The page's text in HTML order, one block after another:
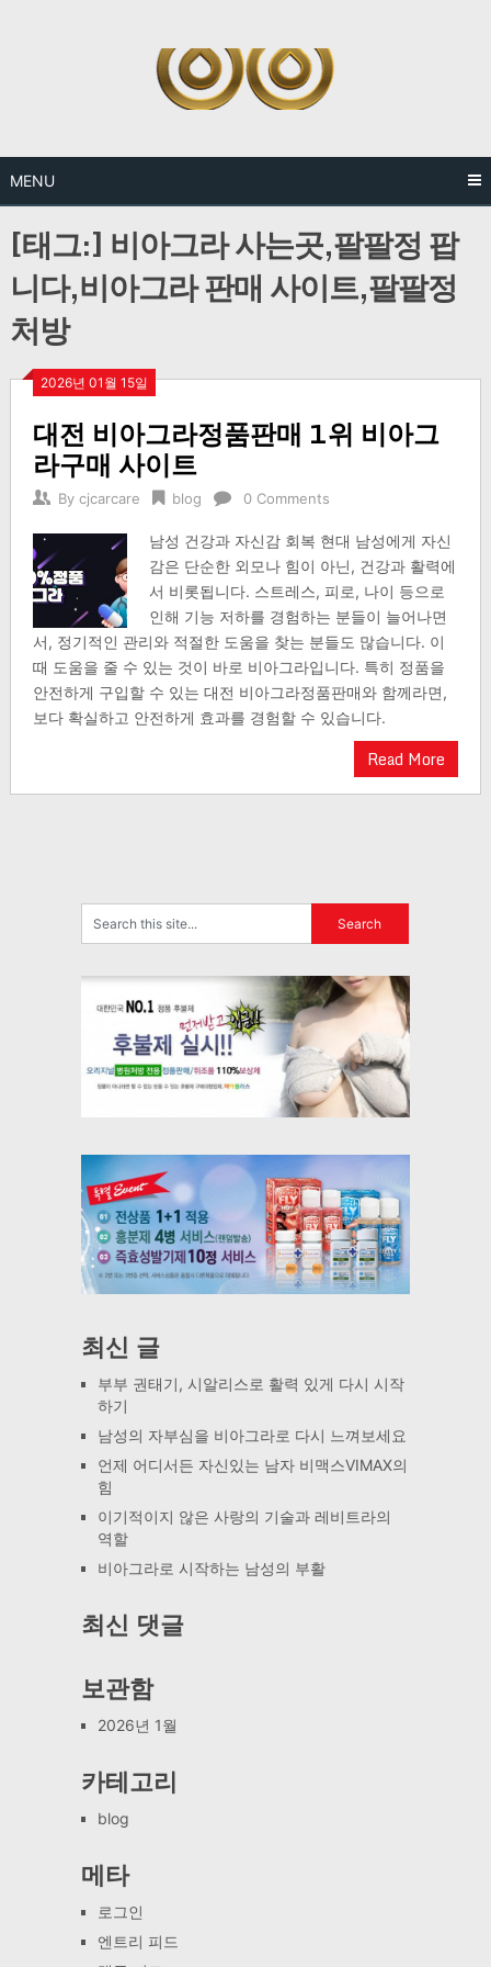
MENU
[태그:] 비아그라 사는곳,팔팔정 팝
니다,비아그라 판매 사이트,팔팔정
처방
2026년 01월 15일
대전 비아그라정품판매 1위 비아그
라구매 사이트
By cjcarcare blog 0 Comments
남성 건강과 자신감 회복 현대 남성에게 자신
감은 단순한 외모나 힘이 아닌, 건강과 활력에
서 비롯됩니다. 스트레스, 피로, 나이 등으로
인해 기능 저하를 경험하는 분들이 늘어나면
서, 정기적인 관리와 적절한 도움을 찾는 분들도 많습니다. 이
때 도움을 줄 수 있는 것이 바로 비아그라입니다. 특히 정품을
안전하게 구입할 수 있는 대전 비아그라정품판매와 함께라면,
보다 확실하고 안전하게 효과를 경험할 수 있습니다.
Read More
최신 글
부부 권태기, 시알리스로 활력 있게 다시 시작
하기
남성의 자부심을 비아그라로 다시 느껴보세요
언제 어디서든 자신있는 남자 비맥스VIMAX의
힘
이기적이지 않은 사랑의 기술과 레비트라의
역할
비아그라로 시작하는 남성의 부활
최신 댓글
보관함
2026년 1월
카테고리
blog
메타
로그인
엔트리 피드